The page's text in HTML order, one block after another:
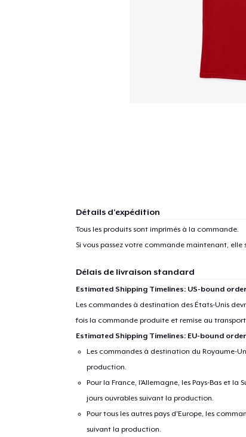
Détails d'expédition
Tous les produits sont imprimés à la commande.
Si vous passez votre commande maintenant, elle
Délais de livraison standard
Estimated Shipping Timelines: US-bound
Les commandes à destination des États-Unis
fois la commande produite et remise au
Estimated Shipping Timelines: EU-bound
Les commandes à destination du Royaume-
production.
Pour la France, l'Allemagne, les Pays-Bas et la
jours ouvrables suivant la production.
Pour tous les autres pays d'Europe, les
suivant la production.